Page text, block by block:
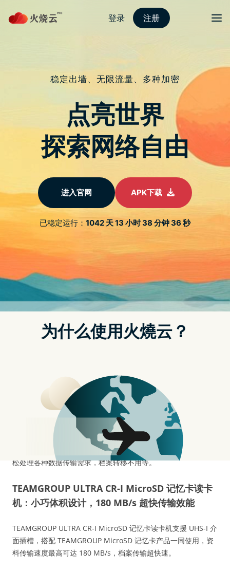
至
正
文 protonvpn下载
十銓讓儲存設備夠便捷、夠靈巧！
TEAMGROUP PD20M 磁吸外接式固態硬碟及
ULTRA CR-I MicroSD 記憶卡讀卡機同步發
位的轻便解决方案，分别为十铨独家研发并相容於 MagSafe 上
使用的 PD20M 磁吸外接式固态硬碟，以及轻盈携带的 ULTRA
CR-I MicroSD 记忆卡读卡机，十铨科技在新的一年随即以领先技
术与创新产品设计能力，为多元应用需求的使用者带来新颖轻巧
你可能对这个有兴趣…
TEAMGROUP PD20M 磁吸外接式固态硬碟：相容
MagSafe 磁吸，搭配 iPhone 使用超便利
TEAMGROUP PD20M 磁吸外接式固态硬碟为十铨独家开发的储
存装置产品，相容於 MagSafe 磁吸固定方式，完美搭配行动装
间，使用 ProRes 格式进行 4K 60fps 录影时，可连续录影长达
PD20M 磁吸外接式固态硬碟采用 USB 3.2 Gen2 x2 Type-C 介
面，相容 Apple iPhone 15 Pro 系列使用，同时也支援
Thunderbolt 介面连接埠，在连接 Windows、MacOS 系统的桌
上型电脑或笔记型电脑时，最高可达 20 Gbps 的传输速度，轻
松处理各种数据传输需求，档案转移不用等。
TEAMGROUP ULTRA CR-I MicroSD 记忆卡读卡
机：小巧体积设计，180 MB/s 超快传输效能
TEAMGROUP ULTRA CR-I MicroSD 记忆卡读卡机支援 UHS-I 介
面插槽，搭配 TEAMGROUP MicroSD 记忆卡产品一同使用，资
料传输速度最高可达 180 MB/s，档案传输超快速。